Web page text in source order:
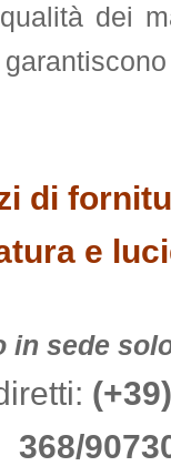
dei
di
e
in sede
368/